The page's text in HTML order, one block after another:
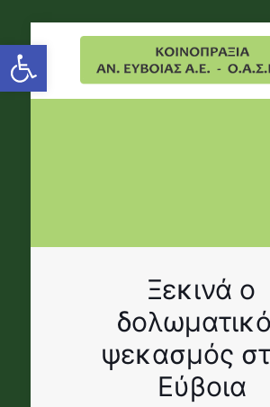
Open toolbar
Ξεκινά ο
ψεκασμός
Εύβοια